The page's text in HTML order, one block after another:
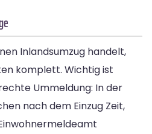
Inlandsumzug handelt,
komplett. Wichtig ist
Ummeldung: In der
nach dem Einzug Zeit,